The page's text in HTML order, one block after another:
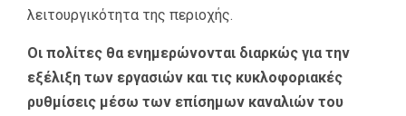
λειτουργικότητα της περιοχής.
Οι πολίτες θα ενημερώνονται διαρκώς για την
εξέλιξη των εργασιών και τις κυκλοφοριακές
ρυθμίσεις μέσω των επίσημων καναλιών του